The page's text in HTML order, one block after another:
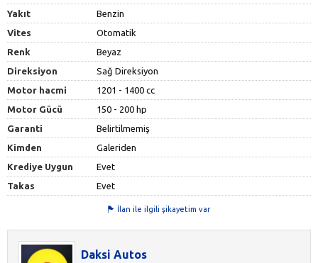
Yakıt
Benzin
Vites
Otomatik
Renk
Beyaz
Direksiyon
Sağ Direksiyon
Motor hacmi
1201 - 1400 cc
Motor Gücü
150 - 200 hp
Garanti
Belirtilmemiş
Kimden
Galeriden
Krediye Uygun
Evet
Takas
Evet
İlan ile ilgili şikayetim var
Daksi Autos